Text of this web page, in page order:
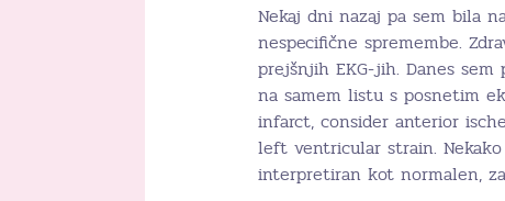
Nekaj dni nazaj pa sem bila
nespecifične spremembe.
prejšnjih EKG-jih. Danes
na samem listu s posnetim
infarct, consider anterior
left ventricular strain.
interpretiran kot normalen,